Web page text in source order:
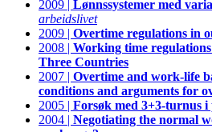
2009 | Lønnssystemer med
arbeidslivet
2009 | Overtime regulations in
2008 | Working time
Three Countries
2007 | Overtime and work-life
conditions and arguments for
2005 | Forsøk med 3+3-turnus i
2004 | Negotiating the normal